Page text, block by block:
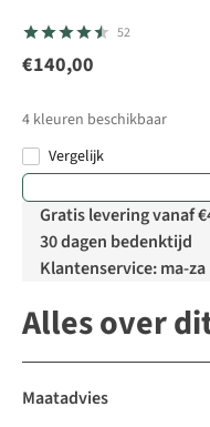
52
€140,00
4 kleuren beschikbaar
Vergelijk
Gratis levering vanaf
30 dagen bedenktijd
Klantenservice: ma-za
Alles over
Maatadvies